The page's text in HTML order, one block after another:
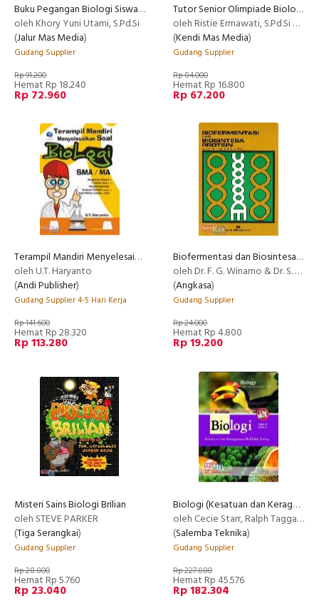
Buku Pegangan Biologi Siswa SMA Kelas XI
oleh Khory Yuni Utami, S.Pd.Si
(Jalur Mas Media)
Gudang Supplier
Rp 91.200
Hemat Rp 18.240
Rp 72.960
Tutor Senior Olimpiade Biologi Lima Benua Tingkat SMA
oleh Ristie Ermawati, S.Pd.Si & Upi Fitriani, S.Pd.Si
(Kendi Mas Media)
Gudang Supplier
Rp 84.000
Hemat Rp 16.800
Rp 67.200
Terampil Mandiri Menyelesaikan Soal Biologi SMA/MA
oleh U.T. Haryanto
(Andi Publisher)
Gudang Supplier 4-5 Hari Kerja
Rp 141.600
Hemat Rp 28.320
Rp 113.280
Biofermentasi dan Biosintesa Protein
oleh Dr. F. G. Winarno & Dr. S. Fardiaz
(Angkasa)
Gudang Supplier
Rp 24.000
Hemat Rp 4.800
Rp 19.200
Misteri Sains Biologi Brilian
oleh STEVE PARKER
(Tiga Serangkai)
Gudang Supplier
Rp 28.800
Hemat Rp 5.760
Rp 23.040
Biologi (Kesatuan dan Keragaman Makhluk Hidup) 2, E12
oleh Cecie Starr, Ralph Taggart, Christine Evers, Lisa Starr
(Salemba Teknika)
Gudang Supplier
Rp 227.880
Hemat Rp 45.576
Rp 182.304